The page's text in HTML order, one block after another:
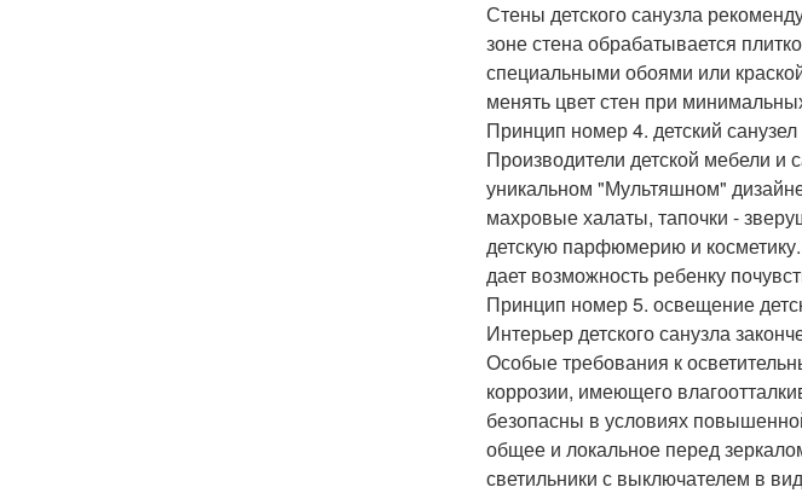
Стены детского санузла
зоне стена обрабатывается
специальными обоями или
менять цвет стен при
Принцип номер 4. детский санузел
Производители детской мебели и
уникальном "Мультяшном"
махровые халаты, тапочки -
детскую парфюмерию и
дает возможность ребенку
Принцип номер 5. освещение
Интерьер детского санузла
Особые требования к
коррозии, имеющего
безопасны в условиях
общее и локальное перед
светильники с выключателем в